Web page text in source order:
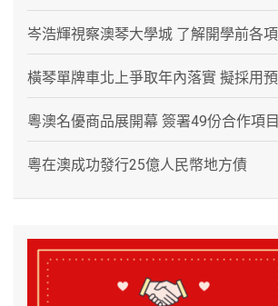
岑浩輝視察澳琴大學城 了解開學前各
橫琴單牌車北上爭取年內落實 擬採用
粵澳名優商品展開幕 簽署49份合作項目
粵在澳成功發行25億人民幣地方債